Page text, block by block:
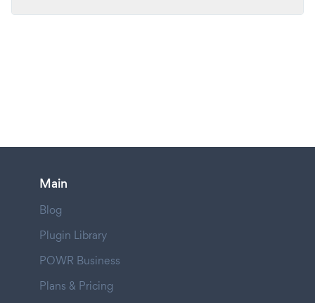
Main
Blog
Plugin Library
POWR Business
Plans & Pricing